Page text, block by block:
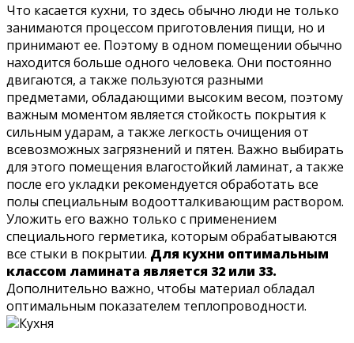
Что касается кухни, то здесь обычно люди не только
занимаются процессом приготовления пищи, но и
принимают ее. Поэтому в одном помещении обычно
находится больше одного человека. Они постоянно
двигаются, а также пользуются разными
предметами, обладающими высоким весом, поэтому
важным моментом является стойкость покрытия к
сильным ударам, а также легкость очищения от
всевозможных загрязнений и пятен. Важно выбирать
для этого помещения влагостойкий ламинат, а также
после его укладки рекомендуется обработать все
полы специальным водоотталкивающим раствором.
Уложить его важно только с применением
специального герметика, которым обрабатываются
все стыки в покрытии. Для кухни оптимальным
классом ламината является 32 или 33.
Дополнительно важно, чтобы материал обладал
оптимальным показателем теплопроводности.
Кухня